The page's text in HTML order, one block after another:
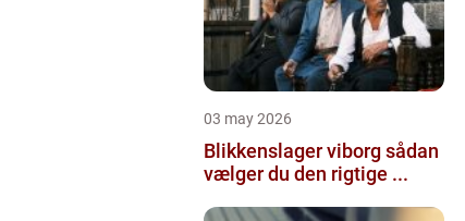
03 may 2026
Blikkenslager viborg sådan
vælger du den rigtige ...